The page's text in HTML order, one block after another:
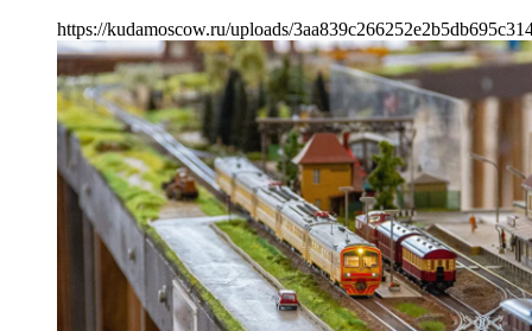
https://kudamoscow.ru/uploads/